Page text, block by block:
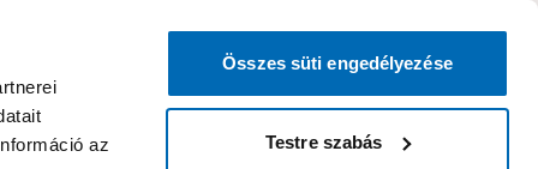
az
Összes süti engedélyezése
Testre szabás
bejelentkezni?
Belépés Listáim
Áruházak és szolgáltatások